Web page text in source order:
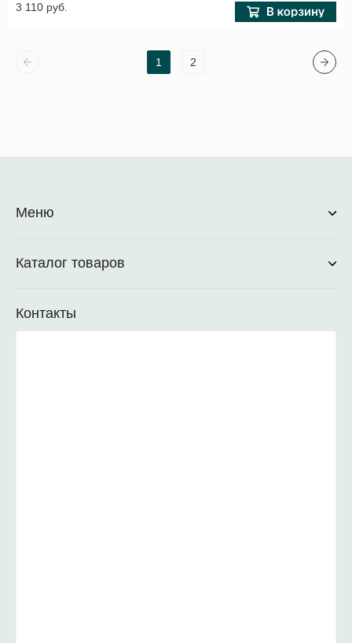
3 110 руб.
1 2
Меню
Каталог товаров
Контакты